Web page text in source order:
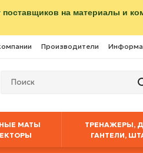
на материалы и
Производители
МАТЫ
ТРЕНАЖЕРЫ,
ГАНТЕЛИ,